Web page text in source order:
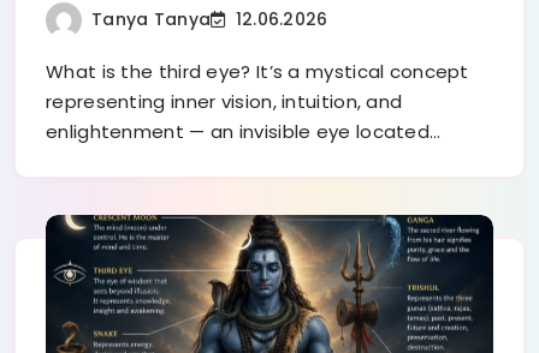
Tanya Tanya 12.06.2026
What is the third eye? It’s a mystical concept
representing inner vision, intuition, and
enlightenment — an invisible eye located…